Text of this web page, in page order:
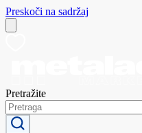
Preskoči na sadržaj
Pretražite